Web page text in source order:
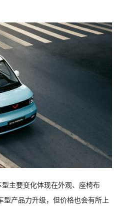
主要变化体现在外观、座椅布
产品力升级，但价格也会有所上